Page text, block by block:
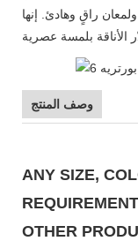
راقٍ وهادئ. إنها
وصف المنتج
ANY SIZE,
OTHER